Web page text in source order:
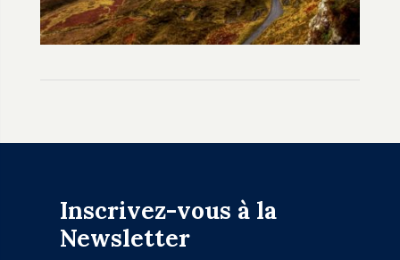
Inscrivez-vous à la
Newsletter